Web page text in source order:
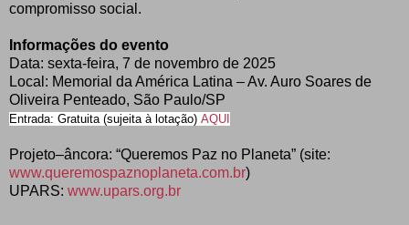
compromisso social.
Informações do evento
Data: sexta-feira, 7 de novembro de 2025
Local: Memorial da América Latina – Av. Auro Soares de
Oliveira Penteado, São Paulo/SP
Entrada: Gratuita (sujeita à lotação) AQUI
Projeto–âncora: “Queremos Paz no Planeta” (site:
www.queremospaznoplaneta.com.br)
UPARS: www.upars.org.br